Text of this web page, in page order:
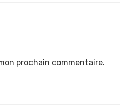
prochain commentaire.